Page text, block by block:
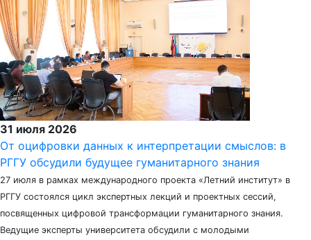
31 июля 2026
От оцифровки данных к интерпретации смыслов: в
РГГУ обсудили будущее гуманитарного знания
27 июля в рамках международного проекта «Летний институт» в
РГГУ состоялся цикл экспертных лекций и проектных сессий,
посвященных цифровой трансформации гуманитарного знания.
Ведущие эксперты университета обсудили с молодыми